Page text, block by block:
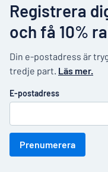
Registrera
och få 10%
Din e-postadress är
tredje part. Läs mer.
E-postadress
Prenumerera